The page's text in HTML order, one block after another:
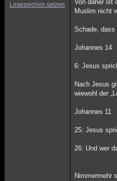
Lesezeichen setzen
Von daher ist
Muslim nicht
Schade, dass
Johannes 14
6: Jesus
Nach Jesus
wiewohl der
Johannes 11
25: Jesus
26: Und wer
Nimmermehr